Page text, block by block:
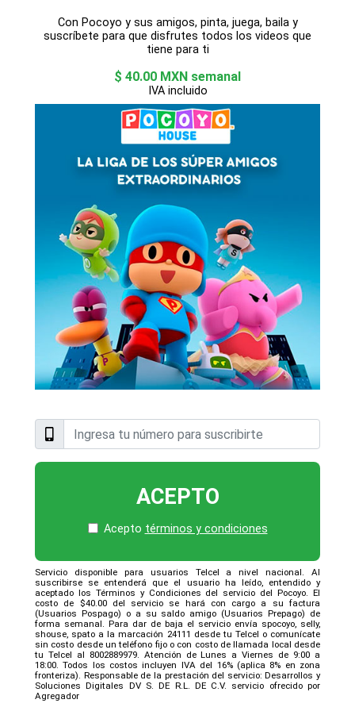
Con Pocoyo y sus amigos, pinta, juega, baila y
suscríbete para que disfrutes todos los videos que
tiene para ti
$ 40.00 MXN semanal
IVA incluido
ACEPTO
Acepto términos y condiciones
Servicio disponible para usuarios Telcel a nivel nacional. Al
suscribirse se entenderá que el usuario ha leído, entendido y
aceptado los Términos y Condiciones del servicio del Pocoyo. El
costo de $40.00 del servicio se hará con cargo a su factura
(Usuarios Pospago) o a su saldo amigo (Usuarios Prepago) de
forma semanal. Para dar de baja el servicio envía spocoyo, selly,
shouse, spato a la marcación 24111 desde tu Telcel o comunícate
sin costo desde un teléfono fijo o con costo de llamada local desde
tu Telcel al 8002889979. Atención de Lunes a Viernes de 9:00 a
18:00. Todos los costos incluyen IVA del 16% (aplica 8% en zona
fronteriza). Responsable de la prestación del servicio: Desarrollos y
Soluciones Digitales DV S. DE R.L. DE C.V. servicio ofrecido por
Agregador